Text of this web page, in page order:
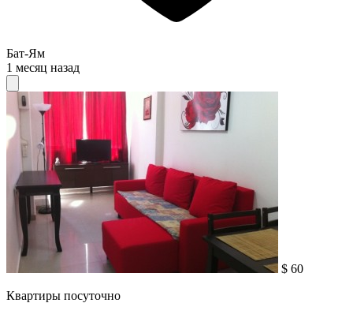
Бат-Ям
1 месяц назад
$ 60
Квартиры посуточно